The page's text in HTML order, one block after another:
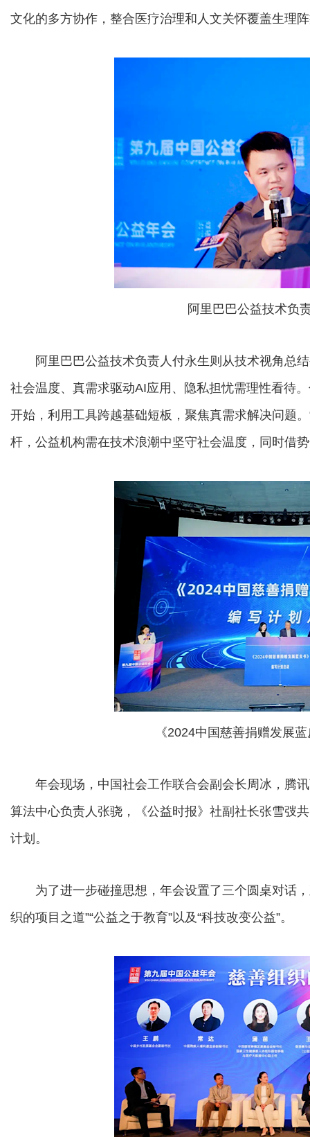
文化的多方协作，整合医疗治理和人文关怀覆盖生理
阿里巴巴公益技术负
阿里巴巴公益技术负责人付永生则从技术视角总结
社会温度、真需求驱动AI应用、隐私担忧需理性看待
开始，利用工具跨越基础短板，聚焦真需求解决问题
杆，公益机构需在技术浪潮中坚守社会温度，同时借
《2024中国慈善捐赠发展
年会现场，中国社会工作联合会副会长周冰，腾讯
算法中心负责人张骁，《公益时报》社副社长张雪弢
计划。
为了进一步碰撞思想，年会设置了三个圆桌对话
织的项目之道”“公益之于教育”以及“科技改变公益”。